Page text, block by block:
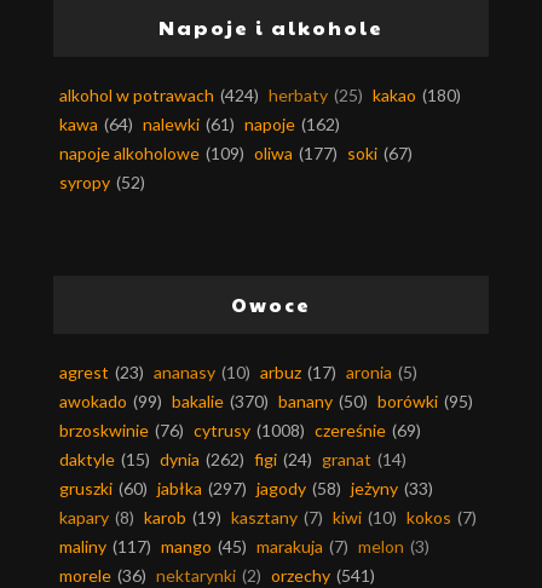
Napoje i alkohole
alkohol w potrawach (424) herbaty (25) kakao (180)
kawa (64) nalewki (61) napoje (162)
napoje alkoholowe (109) oliwa (177) soki (67)
syropy (52)
Owoce
agrest (23) ananasy (10) arbuz (17) aronia (5)
awokado (99) bakalie (370) banany (50) borówki (95)
brzoskwinie (76) cytrusy (1008) czereśnie (69)
daktyle (15) dynia (262) figi (24) granat (14)
gruszki (60) jabłka (297) jagody (58) jeżyny (33)
kapary (8) karob (19) kasztany (7) kiwi (10) kokos (7)
maliny (117) mango (45) marakuja (7) melon (3)
morele (36) nektarynki (2) orzechy (541)